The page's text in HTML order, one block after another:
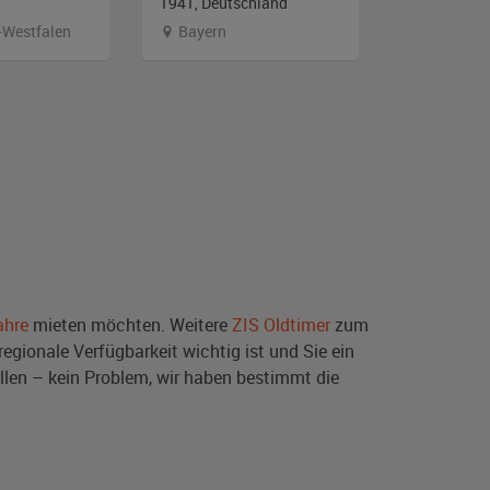
Bayern
mieten möchten. WeitereZIS Oldtimer zum
Verfügbarkeit wichtig ist und Sie ein
– kein Problem, wir haben bestimmt die